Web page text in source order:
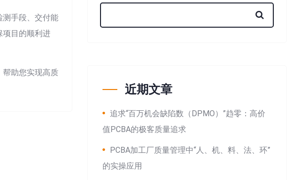
测手段、交付能
项目的顺利进
帮助您实现高质
近期文章
追求“百万机会缺陷数（DPMO）”趋零：高价
值PCBA的极客质量追求
PCBA加工厂质量管理中“人、机、料、法、环”
的实操应用